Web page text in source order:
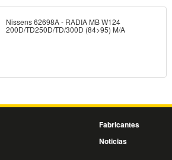
Nissens 62698A - RADIA MB W124
200D/TD250D/TD/300D (84>95) M/A
Fabricantes
Noticias